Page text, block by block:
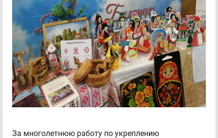
За многолетнюю работу по укреплению